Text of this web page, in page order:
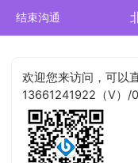
结束沟通
欢迎您来访问，可以
13661241922（V）/